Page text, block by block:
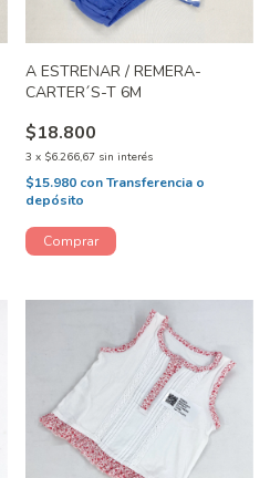
A ESTRENAR / REMERA-
CARTER´S-T 6M
$18.800
3 x $6.266,67 sin interés
$15.980 con Transferencia o
depósito